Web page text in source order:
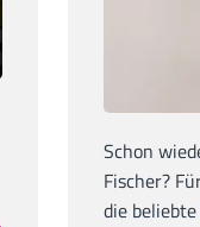
Schon
Fischer?
die